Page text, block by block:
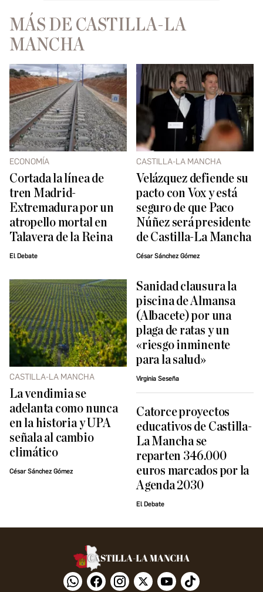
MÁS DE CASTILLA-LA
MANCHA
ECONOMÍA
Cortada la línea de
tren Madrid-
Extremadura por un
atropello mortal en
Talavera de la Reina
El Debate
CASTILLA-LA MANCHA
Velázquez defiende su
pacto con Vox y está
seguro de que Paco
Núñez será presidente
de Castilla-La Mancha
César Sánchez Gómez
CASTILLA-LA MANCHA
La vendimia se
adelanta como nunca
en la historia y UPA
señala al cambio
climático
César Sánchez Gómez
Sanidad clausura la
piscina de Almansa
(Albacete) por una
plaga de ratas y un
«riesgo inminente
para la salud»
Virginia Seseña
Catorce proyectos
educativos de Castilla-
La Mancha se
reparten 346.000
euros marcados por la
Agenda 2030
El Debate